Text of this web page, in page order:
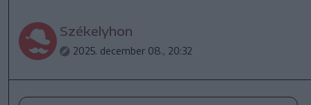
Székelyhon
2025. december 08., 20:32